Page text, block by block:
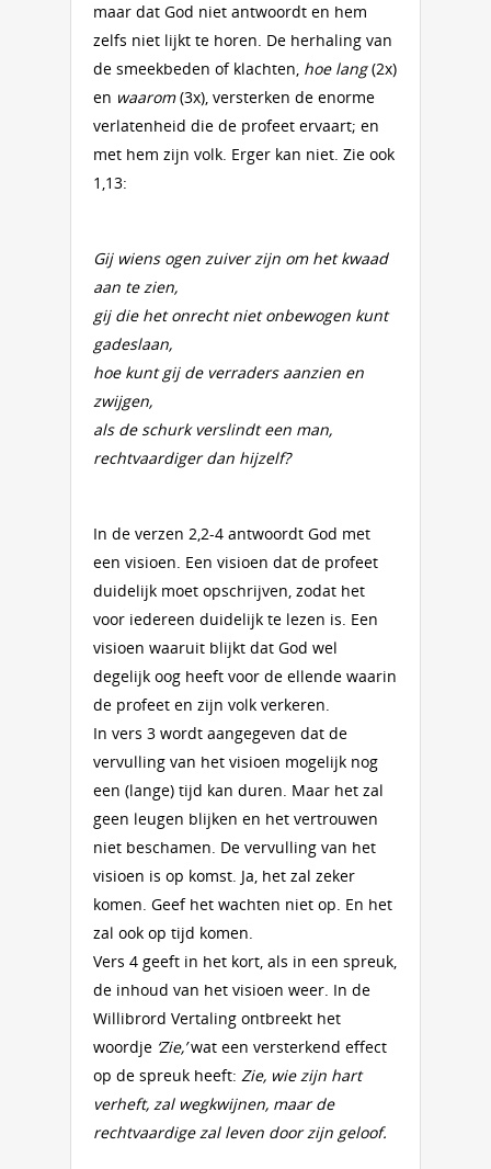
maar dat God niet antwoordt en hem
zelfs niet lijkt te horen. De herhaling van
de smeekbeden of klachten, hoe lang(2x)
en waarom(3x), versterken de enorme
verlatenheid die de profeet ervaart; en
met hem zijn volk. Erger kan niet. Zie ook
1,13:
Gij wiens ogen zuiver zijn om het kwaad
aan te zien,
gij die het onrecht niet onbewogen kunt
gadeslaan,
hoe kunt gij de verraders aanzien en
zwijgen,
als de schurk verslindt een man,
rechtvaardiger dan hijzelf?
In de verzen 2,2-4 antwoordt God met
een visioen. Een visioen dat de profeet
duidelijk moet opschrijven, zodat het
voor iedereen duidelijk te lezen is. Een
visioen waaruit blijkt dat God wel
degelijk oog heeft voor de ellende waarin
de profeet en zijn volk verkeren.
In vers 3 wordt aangegeven dat de
vervulling van het visioen mogelijk nog
een (lange) tijd kan duren. Maar het zal
geen leugen blijken en het vertrouwen
niet beschamen. De vervulling van het
visioen is op komst. Ja, het zal zeker
komen. Geef het wachten niet op. En het
zal ook op tijd komen.
Vers 4 geeft in het kort, als in een spreuk,
de inhoud van het visioen weer. In de
Willibrord Vertaling ontbreekt het
woordje ‘Zie,’wat een versterkend effect
op de spreuk heeft: Zie, wie zijn hart
verheft, zal wegkwijnen, maar de
rechtvaardige zal leven door zijn geloof.